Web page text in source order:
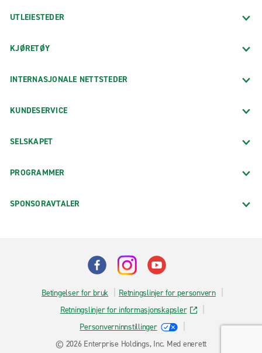
UTLEIESTEDER
KJØRETØY
INTERNASJONALE NETTSTEDER
KUNDESERVICE
SELSKAPET
PROGRAMMER
SPONSORAVTALER
Betingelser for bruk
Retningslinjer for personvern
Retningslinjer for informasjonskapsler
Personverninnstillinger
© 2026 Enterprise Holdings, Inc. Med enerett